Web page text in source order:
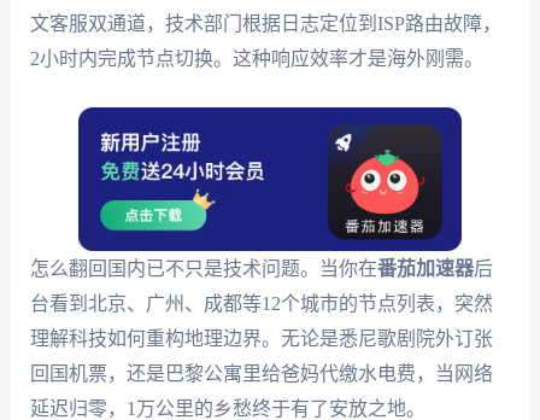
文客服双通道，技术部门根据日志定位到ISP路由故障，
2小时内完成节点切换。这种响应效率才是海外刚需。
怎么翻回国内已不只是技术问题。当你在番茄加速器后
台看到北京、广州、成都等12个城市的节点列表，突然
理解科技如何重构地理边界。无论是悉尼歌剧院外订张
回国机票，还是巴黎公寓里给爸妈代缴水电费，当网络
延迟归零，1万公里的乡愁终于有了安放之地。